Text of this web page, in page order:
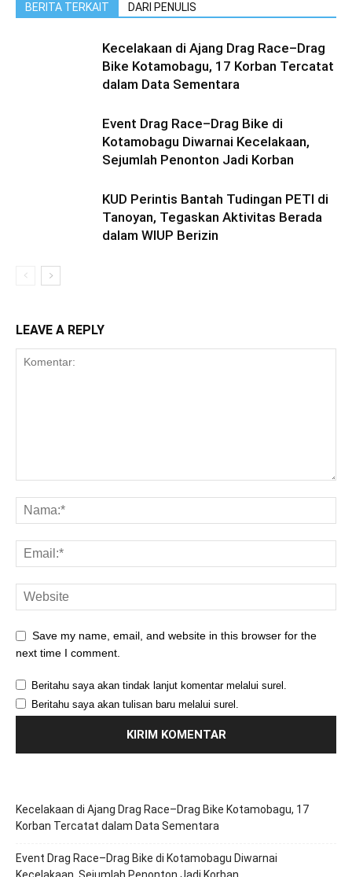
BERITA TERKAIT DARI PENULIS
Kecelakaan di Ajang Drag Race–Drag
Bike Kotamobagu, 17 Korban Tercatat
dalam Data Sementara
Event Drag Race–Drag Bike di
Kotamobagu Diwarnai Kecelakaan,
Sejumlah Penonton Jadi Korban
KUD Perintis Bantah Tudingan PETI di
Tanoyan, Tegaskan Aktivitas Berada
dalam WIUP Berizin
LEAVE A REPLY
Save my name, email, and website in this browser for the
next time I comment.
Beritahu saya akan tindak lanjut komentar melalui surel.
Beritahu saya akan tulisan baru melalui surel.
Kecelakaan di Ajang Drag Race–Drag Bike Kotamobagu, 17
Korban Tercatat dalam Data Sementara
Event Drag Race–Drag Bike di Kotamobagu Diwarnai
Kecelakaan, Sejumlah Penonton Jadi Korban